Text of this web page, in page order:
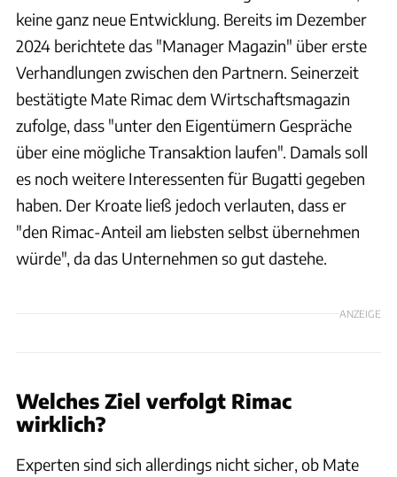
keine ganz neue Entwicklung. Bereits im Dezember
2024 berichtete das "Manager Magazin" über erste
Verhandlungen zwischen den Partnern. Seinerzeit
bestätigte Mate Rimac dem Wirtschaftsmagazin
zufolge, dass "unter den Eigentümern Gespräche
über eine mögliche Transaktion laufen". Damals soll
es noch weitere Interessenten für Bugatti gegeben
haben. Der Kroate ließ jedoch verlauten, dass er
"den Rimac-Anteil am liebsten selbst übernehmen
würde", da das Unternehmen so gut dastehe.
ANZEIGE
Welches Ziel verfolgt Rimac
wirklich?
Experten sind sich allerdings nicht sicher, ob Mate